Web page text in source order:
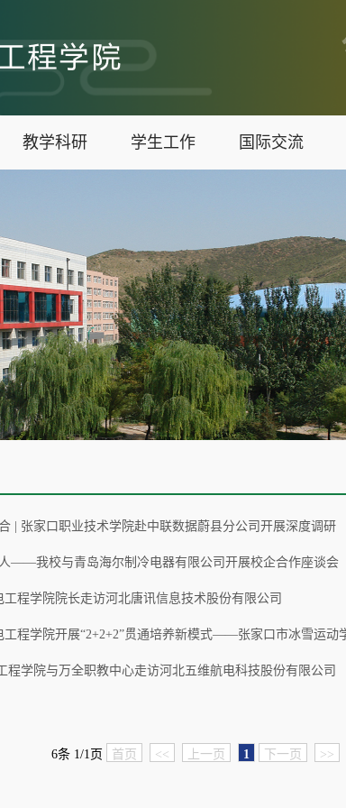
教学科研 学生工作 国际交流
| 张家口职业技术学院赴中联数据蔚县分公司开展深度调研
——我校与青岛海尔制冷电器有限公司开展校企合作座谈会
程学院院长走访河北唐讯信息技术股份有限公司
程学院与万全职教中心走访河北五维航电科技股份有限公司
6条 1/1页 首页 << 上一页 1 下一页 >>